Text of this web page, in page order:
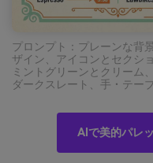
プロンプト：プレーンな背
ザイン、アイコンとセクシ
ミントグリーンとクリーム
ダークスレート、手・テー
AIで美的パレ